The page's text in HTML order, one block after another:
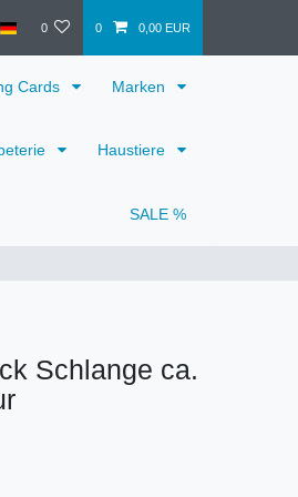
0 0 0,00 EUR
Cards Marken
Haustiere
SALE %
Schlange ca.